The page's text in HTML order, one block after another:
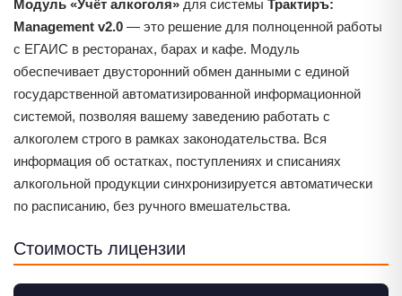
Модуль «Учёт алкоголя» для системы Трактиръ:
Management v2.0 — это решение для полноценной работы
с ЕГАИС в ресторанах, барах и кафе. Модуль
обеспечивает двусторонний обмен данными с единой
государственной автоматизированной информационной
системой, позволяя вашему заведению работать с
алкоголем строго в рамках законодательства. Вся
информация об остатках, поступлениях и списаниях
алкогольной продукции синхронизируется автоматически
по расписанию, без ручного вмешательства.
Стоимость лицензии